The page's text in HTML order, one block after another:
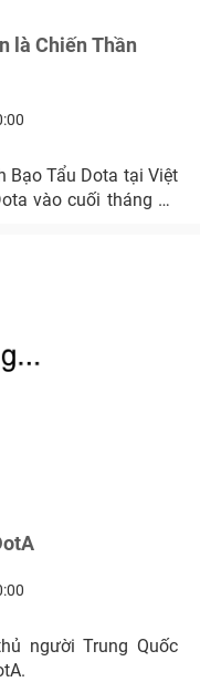
là Chiến Thần
Bạo Tẩu Dota tại Việt
vào cuối tháng 12
người Trung Quốc